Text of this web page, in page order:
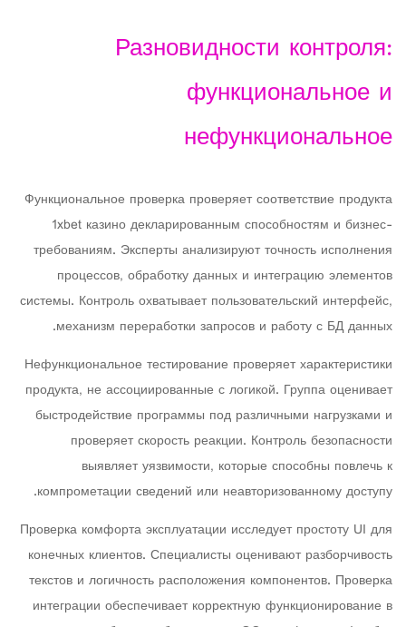
Разновидности контроля:
функциональное и
нефункциональное
Функциональное проверка проверяет соответствие продукта
1xbet казино декларированным способностям и бизнес-
требованиям. Эксперты анализируют точность исполнения
процессов, обработку данных и интеграцию элементов
системы. Контроль охватывает пользовательский интерфейс,
механизм переработки запросов и работу с БД данных.
Нефункциональное тестирование проверяет характеристики
продукта, не ассоциированные с логикой. Группа оценивает
быстродействие программы под различными нагрузками и
проверяет скорость реакции. Контроль безопасности
выявляет уязвимости, которые способны повлечь к
компрометации сведений или неавторизованному доступу.
Проверка комфорта эксплуатации исследует простоту UI для
конечных клиентов. Специалисты оценивают разборчивость
текстов и логичность расположения компонентов. Проверка
интеграции обеспечивает корректную функционирование в